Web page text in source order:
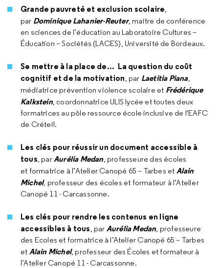
Grande pauvreté et exclusion scolaire,
par Dominique Lahanier-Reuter, maitre de conférence
en sciences de l’éducation au Laboratoire Cultures –
Éducation – Sociétés (LACES), Université de Bordeaux.
Se mettre à la place de... La question du coût
cognitif et de la motivation, par Laetitia Piana,
médiatrice prévention violence scolaire et Frédérique
Kalkstein, coordonnatrice ULIS lycée et toutes deux
formatrices au pôle ressource école inclusive de l'EAFC
de Créteil.
Les clés pour réussir un document accessible à
tous, parAurélia Medan, professeure des écoles
et formatrice à l’Atelier Canopé 65 – Tarbes et Alain
Michel, professeur des écoles et formateur à l’Atelier
Canopé 11 - Carcassonne.
Les clés pour rendre les contenus en ligne
accessibles à tous, par Aurélia Medan, professeure
des Ecoles et formatrice à l’Atelier Canopé 65 – Tarbes
et Alain Michel, professeur des Écoles et formateur à
l’Atelier Canopé 11 - Carcassonne.